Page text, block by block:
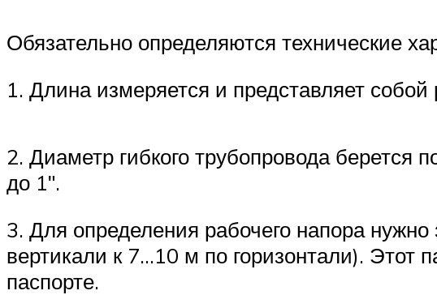
Обязательно определяются технические
1. Длина измеряется и представляет
2. Диаметр гибкого трубопровода берется
до 1ʺ.
3. Для определения рабочего напора
вертикали к 7…10 м по горизонтали). Этот
паспорте.